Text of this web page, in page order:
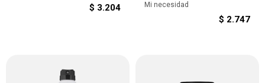
$ 3.204
Mi necesidad
$ 2.747